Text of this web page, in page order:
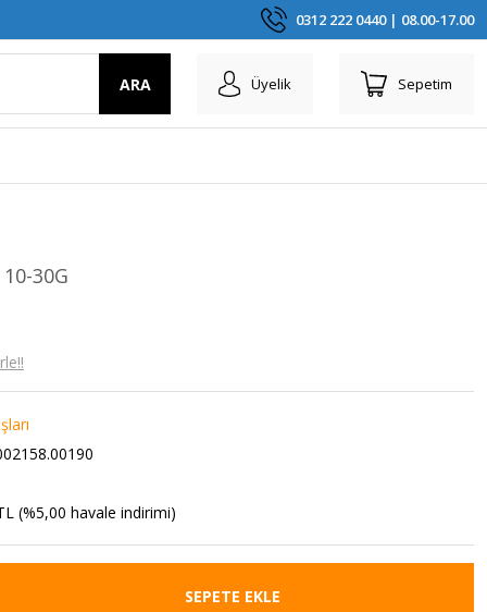
0312 222 0440 | 08.00-17.00
ARA Üyelik Sepetim
10-30G
(%5,00 havale indirimi)
SEPETE EKLE